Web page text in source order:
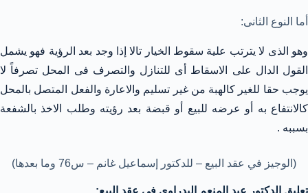
أما النوع الثانى:
وهو الذى لا يترتب علية سقوط الخيار تالا إذا وجد بعد الرؤية فهو يشمل
القول الدال على الاسقاط أى للتنازل والتصرف فى المحل تصرفاً لا
يوجب حقا للغير كالهبة من غير تسليم والاعارة والفعل المتصل بالمحل
كالانتفاع به أو عرضه للبيع أو قبضة بعد رؤيته وطلب الاخذ بالشفعة
بسببه .
(الوجيز في عقد البيع – للدكتور إسماعيل غانم – س76 وما بعدها)
تعليق الدكتور عبد المنعم البدراوي فى عقد البيع: